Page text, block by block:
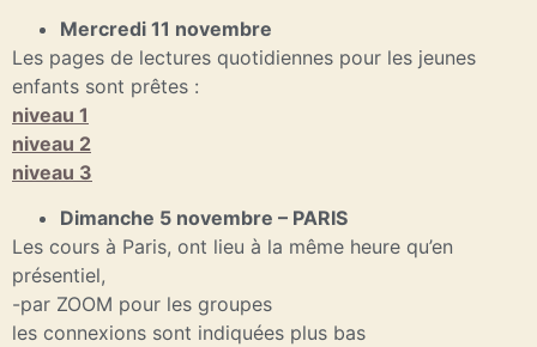
Mercredi 11 novembre
Les pages de lectures quotidiennes pour les jeunes
enfants sont prêtes :
niveau 1
niveau 2
niveau 3
Dimanche 5 novembre – PARIS
Les cours à Paris, ont lieu à la même heure qu’en
présentiel,
-par ZOOM pour les groupes
les connexions sont indiquées plus bas